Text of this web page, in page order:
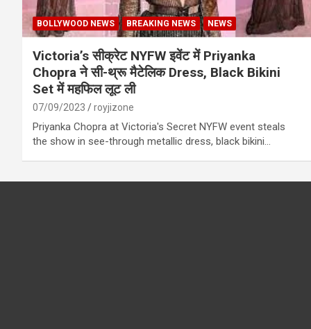
BOLLYWOOD NEWS BREAKING NEWS NEWS
Victoria’s सीक्रेट NYFW इवेंट में Priyanka
Chopra ने सी-थ्रू मैटेलिक Dress, Black Bikini
Set में महफिल लूट ली
07/09/2023 royjizone
Priyanka Chopra at Victoria's Secret NYFW event steals
the show in see-through metallic dress, black bikini…